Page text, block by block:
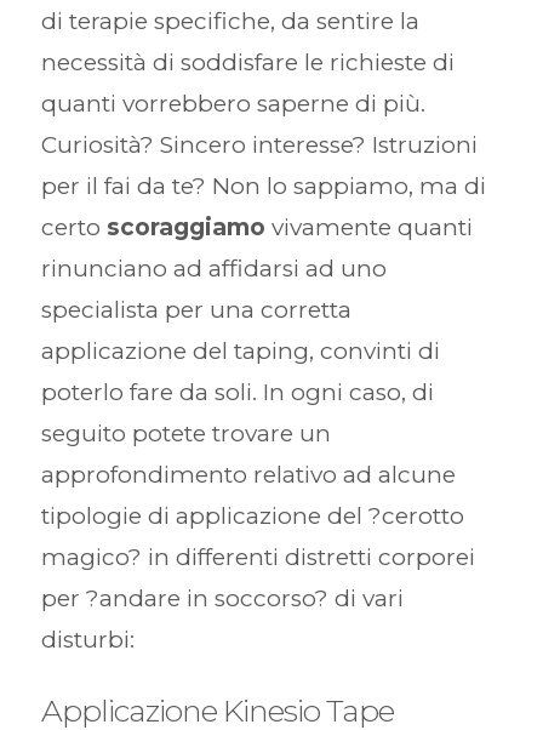
di terapie specifiche, da sentire la
necessità di soddisfare le richieste di
quanti vorrebbero saperne di più.
Curiosità? Sincero interesse? Istruzioni
per il fai da te? Non lo sappiamo, ma di
certo scoraggiamo vivamente quanti
rinunciano ad affidarsi ad uno
specialista per una corretta
applicazione del taping, convinti di
poterlo fare da soli. In ogni caso, di
seguito potete trovare un
approfondimento relativo ad alcune
tipologie di applicazione del ?cerotto
magico? in differenti distretti corporei
per ?andare in soccorso? di vari
disturbi:
Applicazione Kinesio Tape